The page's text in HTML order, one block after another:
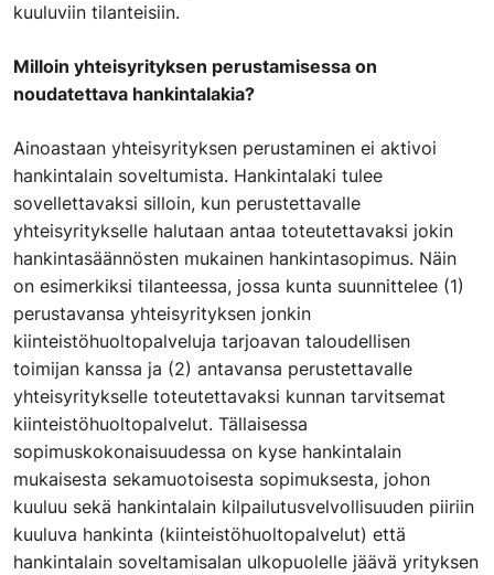
kuuluviin tilanteisiin.
Milloin yhteisyrityksen perustamisessa on
noudatettava hankintalakia?
Ainoastaan yhteisyrityksen perustaminen ei aktivoi
hankintalain soveltumista. Hankintalaki tulee
sovellettavaksi silloin, kun perustettavalle
yhteisyritykselle halutaan antaa toteutettavaksi jokin
hankintasäännösten mukainen hankintasopimus. Näin
on esimerkiksi tilanteessa, jossa kunta suunnittelee (1)
perustavansa yhteisyrityksen jonkin
kiinteistöhuoltopalveluja tarjoavan taloudellisen
toimijan kanssa ja (2) antavansa perustettavalle
yhteisyritykselle toteutettavaksi kunnan tarvitsemat
kiinteistöhuoltopalvelut. Tällaisessa
sopimuskokonaisuudessa on kyse hankintalain
mukaisesta sekamuotoisesta sopimuksesta, johon
kuuluu sekä hankintalain kilpailutusvelvollisuuden piiriin
kuuluva hankinta (kiinteistöhuoltopalvelut) että
hankintalain soveltamisalan ulkopuolelle jäävä yrityksen